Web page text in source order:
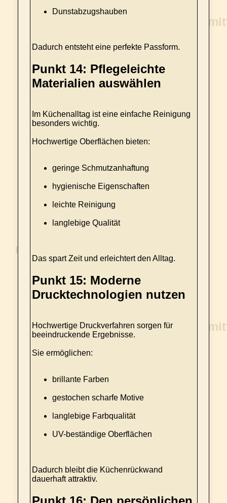
Dunstabzugshauben
Dadurch entsteht eine perfekte Passform.
Punkt 14: Pflegeleichte
Materialien auswählen
Im Küchenalltag ist eine einfache Reinigung
besonders wichtig.
Hochwertige Oberflächen bieten:
geringe Schmutzanhaftung
hygienische Eigenschaften
leichte Reinigung
langlebige Qualität
Das spart Zeit und erleichtert den Alltag.
Punkt 15: Moderne
Drucktechnologien nutzen
Hochwertige Druckverfahren sorgen für
beeindruckende Ergebnisse.
Sie ermöglichen:
brillante Farben
gestochen scharfe Motive
langlebige Farbqualität
UV-beständige Oberflächen
Dadurch bleibt die Küchenrückwand
dauerhaft attraktiv.